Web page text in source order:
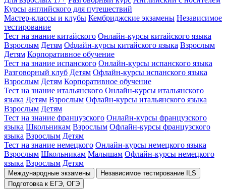
Курсы английского для путешествий
Мастер-классы и клубы Кембриджские экзамены Независимое
тестирование
Тест на знание китайского Онлайн-курсы китайского языка
Взрослым Детям Офлайн-курсы китайского языка Взрослым
Детям Корпоративное обучение
Тест на знание испанского Онлайн-курсы испанского языка
Разговорный клуб Детям Офлайн-курсы испанского языка
Взрослым Детям Корпоративное обучение
Тест на знание итальянского Онлайн-курсы итальянского
языка Детям Взрослым Офлайн-курсы итальянского языка
Взрослым Детям
Тест на знание французского Онлайн-курсы французского
языка Школьникам Взрослым Офлайн-курсы французского
языка Взрослым Детям
Тест на знание немецкого Онлайн-курсы немецкого языка
Взрослым Школьникам Малышам Офлайн-курсы немецкого
языка Взрослым Детям
Международные экзамены
Независимое тестирование ILS
Подготовка к ЕГЭ, ОГЭ